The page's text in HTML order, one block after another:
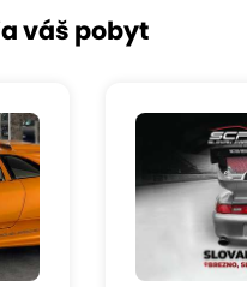
váš pobyt